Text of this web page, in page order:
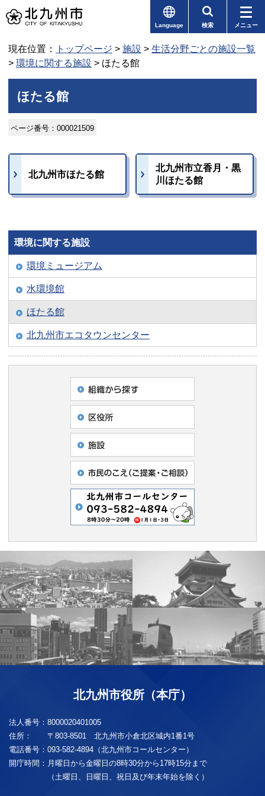
Language 検索 メニュー
現在位置： トップページ > 施設 > 生活分野ごとの施設一覧
> 環境に関する施設 > ほたる館
ほたる館
ページ番号：000021509
北九州市ほたる館
北九州市立香月・黒
川ほたる館
環境に関する施設
環境ミュージアム
水環境館
ほたる館
北九州市エコタウンセンター
北九州市役所（本庁）
法人番号： 8000020401005
住所：
〒803-8501 北九州市小倉北区城内1番1号
電話番号： 093-582-4894（北九州市コールセンター）
開庁時間： 月曜日から金曜日の8時30分から17時15分まで
（土曜日、日曜日、祝日及び年末年始を除く）